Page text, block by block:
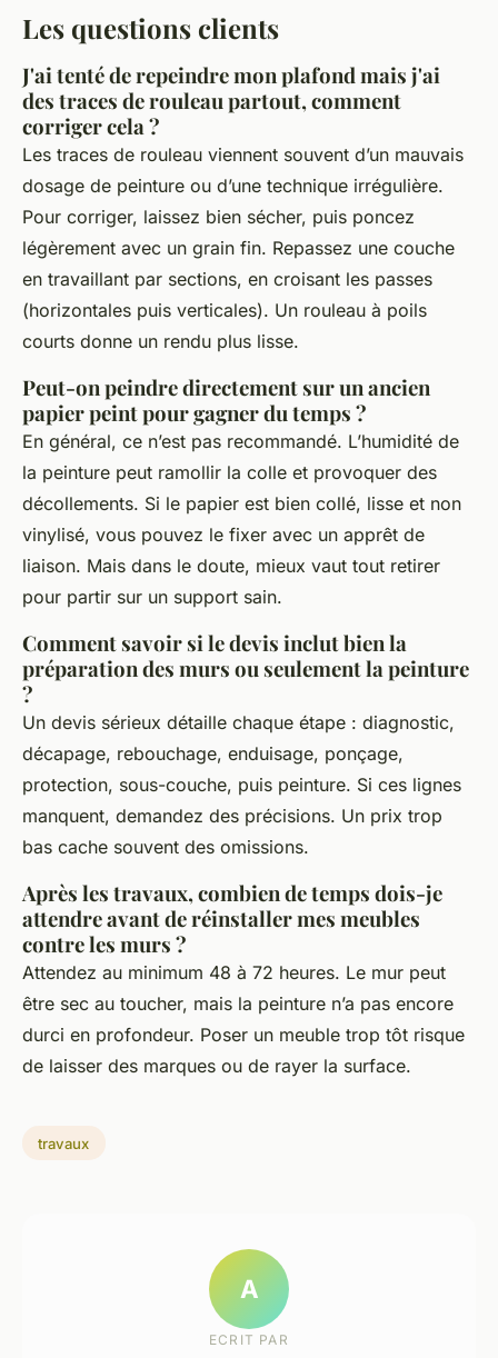
Les questions clients
J'ai tenté de repeindre mon plafond mais j'ai
des traces de rouleau partout, comment
corriger cela ?
Les traces de rouleau viennent souvent d’un mauvais
dosage de peinture ou d’une technique irrégulière.
Pour corriger, laissez bien sécher, puis poncez
légèrement avec un grain fin. Repassez une couche
en travaillant par sections, en croisant les passes
(horizontales puis verticales). Un rouleau à poils
courts donne un rendu plus lisse.
Peut-on peindre directement sur un ancien
papier peint pour gagner du temps ?
En général, ce n’est pas recommandé. L’humidité de
la peinture peut ramollir la colle et provoquer des
décollements. Si le papier est bien collé, lisse et non
vinylisé, vous pouvez le fixer avec un apprêt de
liaison. Mais dans le doute, mieux vaut tout retirer
pour partir sur un support sain.
Comment savoir si le devis inclut bien la
préparation des murs ou seulement la peinture
?
Un devis sérieux détaille chaque étape : diagnostic,
décapage, rebouchage, enduisage, ponçage,
protection, sous-couche, puis peinture. Si ces lignes
manquent, demandez des précisions. Un prix trop
bas cache souvent des omissions.
Après les travaux, combien de temps dois-je
attendre avant de réinstaller mes meubles
contre les murs ?
Attendez au minimum 48 à 72 heures. Le mur peut
être sec au toucher, mais la peinture n’a pas encore
durci en profondeur. Poser un meuble trop tôt risque
de laisser des marques ou de rayer la surface.
travaux
A
ECRIT PAR